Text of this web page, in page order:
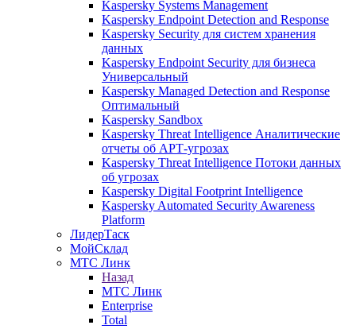
Kaspersky Systems Management
Kaspersky Endpoint Detection and Response
Kaspersky Security для систем хранения
данных
Kaspersky Endpoint Security для бизнеса
Универсальный
Kaspersky Managed Detection and Response
Оптимальный
Kaspersky Sandbox
Kaspersky Threat Intelligence Аналитические
отчеты об АРТ-угрозах
Kaspersky Threat Intelligence Потоки данных
об угрозах
Kaspersky Digital Footprint Intelligence
Kaspersky Automated Security Awareness
Platform
ЛидерТаск
МойСклад
МТС Линк
Назад
МТС Линк
Enterprise
Total